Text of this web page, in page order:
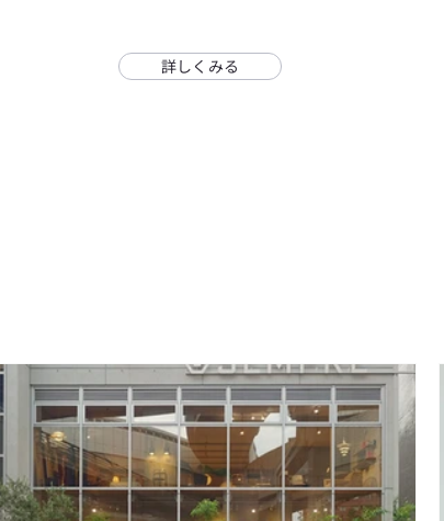
詳しくみる